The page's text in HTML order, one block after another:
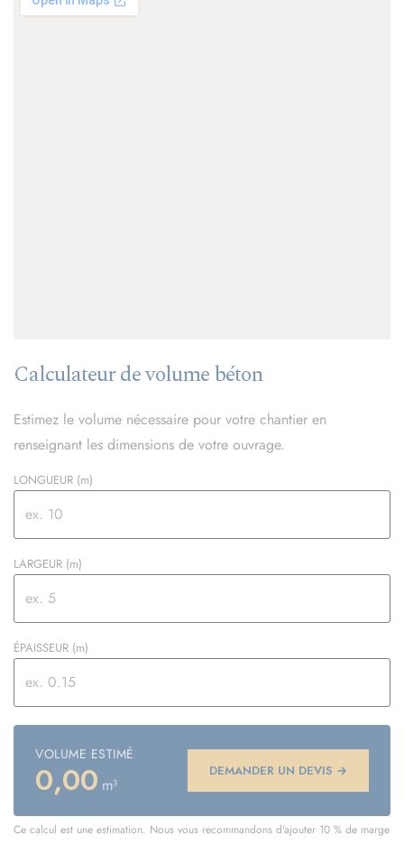
Calculateur de volume béton
Estimez le volume nécessaire pour votre chantier en
renseignant les dimensions de votre ouvrage.
LONGUEUR (m)
LARGEUR (m)
ÉPAISSEUR (m)
VOLUME ESTIMÉ
0,00 m³
DEMANDER UN DEVIS →
Ce calcul est une estimation. Nous vous recommandons d'ajouter 10 % de marge